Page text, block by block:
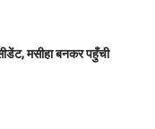
मसीहा बनकर पहुँची